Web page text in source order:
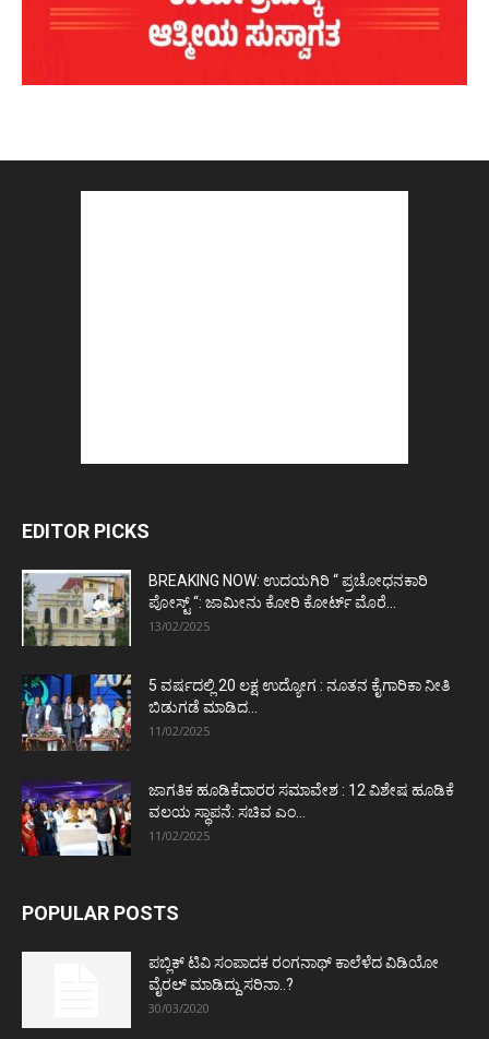
EDITOR PICKS
BREAKING NOW: ಉದಯಗಿರಿ “ ಪ್ರಚೋಧನಕಾರಿ
ಪೋಸ್ಟ್‌ “: ಜಾಮೀನು ಕೋರಿ ಕೋರ್ಟ್‌ ಮೊರೆ...
13/02/2025
5 ವರ್ಷದಲ್ಲಿ 20 ಲಕ್ಷ ಉದ್ಯೋಗ : ನೂತನ ಕೈಗಾರಿಕಾ ನೀತಿ
ಬಿಡುಗಡೆ ಮಾಡಿದ...
11/02/2025
ಜಾಗತಿಕ ಹೂಡಿಕೆದಾರರ ಸಮಾವೇಶ : 12 ವಿಶೇಷ ಹೂಡಿಕೆ
ವಲಯ ಸ್ಥಾಪನೆ: ಸಚಿವ ಎಂ...
11/02/2025
POPULAR POSTS
ಪಬ್ಲಿಕ್ ಟಿವಿ ಸಂಪಾದಕ ರಂಗನಾಥ್ ಕಾಲೆಳೆದ ವಿಡಿಯೋ
ವೈರಲ್ ಮಾಡಿದ್ದು ಸರಿನಾ..?
30/03/2020